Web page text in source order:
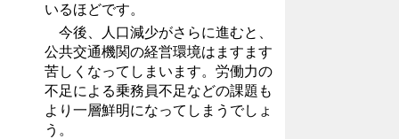
いるほどです。
今後、人口減少がさらに進むと、
公共交通機関の経営環境はますます
苦しくなってしまいます。労働力の
不足による乗務員不足などの課題も
より一層鮮明になってしまうでしょ
う。